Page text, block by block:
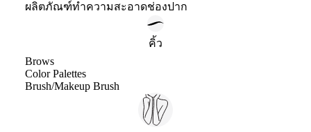
ผลิตภัณฑ์ทำความสะอาดช่องปาก
คิ้ว
Brows
Color Palettes
Brush/Makeup Brush